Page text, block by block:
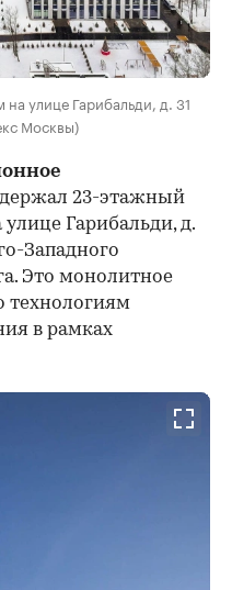
улице Гарибальди, д. 31
Москвы)
23-этажный
Гарибальди, д.
Западного
Это монолитное
технологиям
в рамках